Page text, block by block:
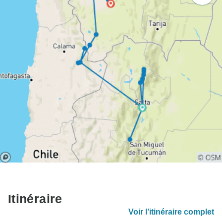
Itinéraire
Voir l’itinéraire complet